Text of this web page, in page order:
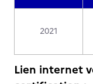
2021
Lien internet